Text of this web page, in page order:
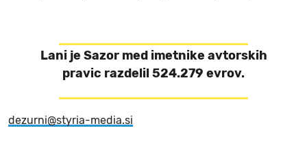
Lani je Sazor med imetnike avtorskih
pravic razdelil 524.279 evrov.
dezurni@styria-media.si